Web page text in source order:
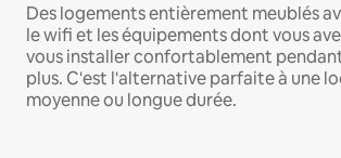
Des logements entièrement meublés
le wifi et les équipements dont vous
vous installer confortablement
plus. C'est l'alternative parfaite à une
moyenne ou longue durée.